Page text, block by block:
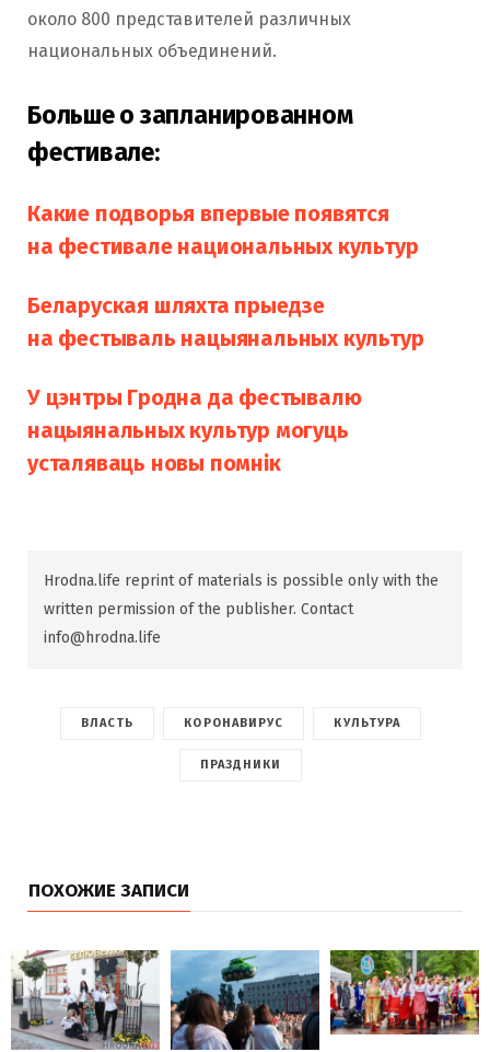
около 800 представителей различных
национальных объединений.
Больше о запланированном
фестивале:
Какие подворья впервые появятся
на фестивале национальных культур
Беларуская шляхта прыедзе
на фестываль нацыянальных культур
У цэнтры Гродна да фестывалю
нацыянальных культур могуць
усталяваць новы помнік
Hrodna.life reprint of materials is possible only with the
written permission of the publisher. Contact
info@hrodna.life
ВЛАСТЬ КОРОНАВИРУС КУЛЬТУРА
ПРАЗДНИКИ
ПОХОЖИЕ ЗАПИСИ